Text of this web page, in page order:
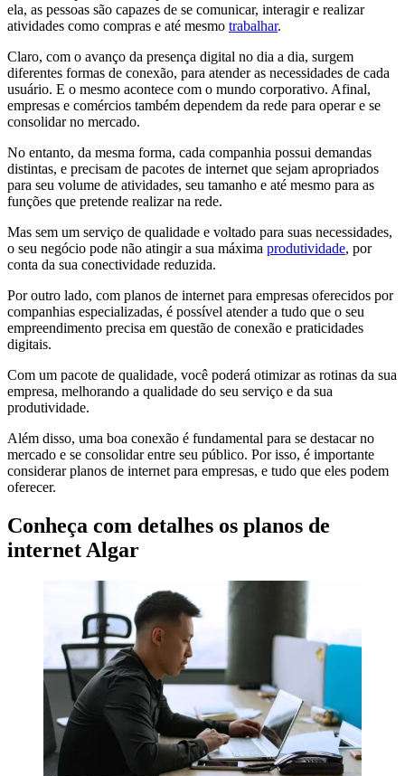
ela, as pessoas são capazes de se comunicar, interagir e realizar
atividades como compras e até mesmo trabalhar.
Claro, com o avanço da presença digital no dia a dia, surgem
diferentes formas de conexão, para atender as necessidades de cada
usuário. E o mesmo acontece com o mundo corporativo. Afinal,
empresas e comércios também dependem da rede para operar e se
consolidar no mercado.
No entanto, da mesma forma, cada companhia possui demandas
distintas, e precisam de pacotes de internet que sejam apropriados
para seu volume de atividades, seu tamanho e até mesmo para as
funções que pretende realizar na rede.
Mas sem um serviço de qualidade e voltado para suas necessidades,
o seu negócio pode não atingir a sua máxima produtividade, por
conta da sua conectividade reduzida.
Por outro lado, com planos de internet para empresas oferecidos por
companhias especializadas, é possível atender a tudo que o seu
empreendimento precisa em questão de conexão e praticidades
digitais.
Com um pacote de qualidade, você poderá otimizar as rotinas da sua
empresa, melhorando a qualidade do seu serviço e da sua
produtividade.
Além disso, uma boa conexão é fundamental para se destacar no
mercado e se consolidar entre seu público. Por isso, é importante
considerar planos de internet para empresas, e tudo que eles podem
oferecer.
Conheça com detalhes os planos de
internet Algar